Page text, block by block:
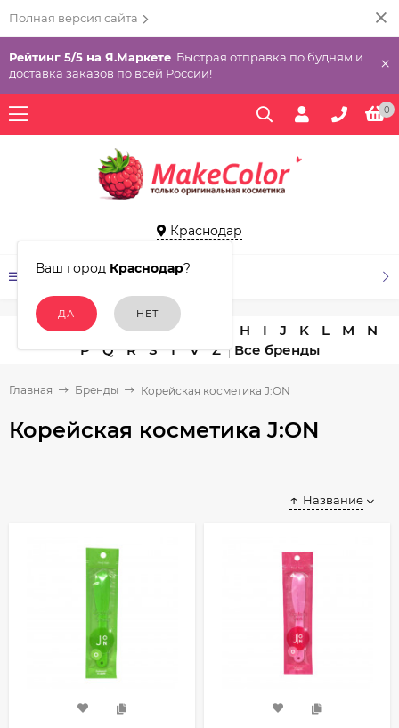
Полная версия сайта
Рейтинг 5/5 на Я.Маркете . Быстрая отправка по будням и
доставка заказов по всей России!
×
0
Краснодар
Ваш город Краснодар?
КАТАЛОГ ТОВАРОВ
A C D E H I J K L M
N
P
Q R S T V Z
Главная Бренды Корейская косметика J:ON
Корейская косметика J:ON
Название